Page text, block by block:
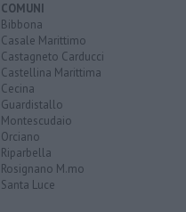
COMUNI
Bibbona
Casale Marittimo
Castagneto Carducci
Castellina Marittima
Cecina
Guardistallo
Montescudaio
Orciano
Riparbella
Rosignano M.mo
Santa Luce